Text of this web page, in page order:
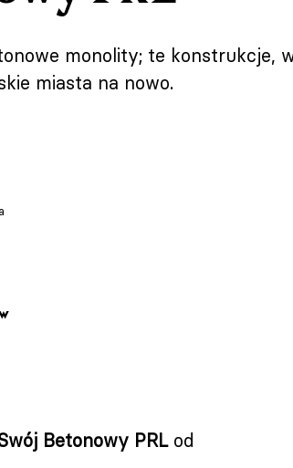
monolity; te konstrukcje,
miasta na nowo.
Betonowy PRLod